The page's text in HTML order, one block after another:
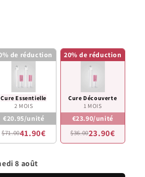
de réduction
Cure Essentielle
2 MOIS
€20.95/unité
$71.0041.90€
20% de réduction
Cure Découverte
1 MOIS
€23.90/unité
$36.0023.90€
8 août